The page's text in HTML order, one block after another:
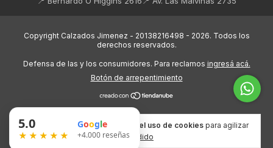
Al navegar por este sitio aceptás el uso de cookies para agilizar
tu experiencia de compra. Entendido
Copyright Calzados Jimenez - 20138216498 - 2026. Todos los
derechos reservados.
Defensa de las y los consumidores. Para reclamos ingresá acá.
Botón de arrepentimiento
5.0
★★★★★
Google
+4.000 reseñas